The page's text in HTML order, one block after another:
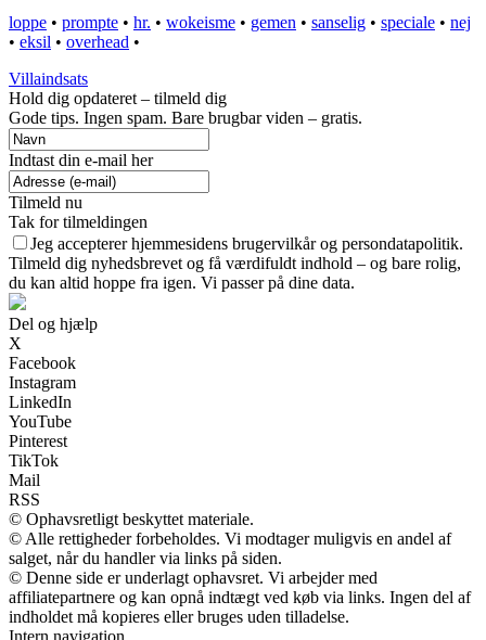
loppe • prompte • hr. • wokeisme • gemen • sanselig • speciale • nej
• eksil • overhead •
Villaindsats
Hold dig opdateret – tilmeld dig
Gode tips. Ingen spam. Bare brugbar viden – gratis.
Indtast din e-mail her
Tilmeld nu
Tak for tilmeldingen
Jeg accepterer hjemmesidens brugervilkår og persondatapolitik.
Tilmeld dig nyhedsbrevet og få værdifuldt indhold – og bare rolig,
du kan altid hoppe fra igen. Vi passer på dine data.
Del og hjælp
X
Facebook
Instagram
LinkedIn
YouTube
Pinterest
TikTok
Mail
RSS
© Ophavsretligt beskyttet materiale.
© Alle rettigheder forbeholdes. Vi modtager muligvis en andel af
salget, når du handler via links på siden.
© Denne side er underlagt ophavsret. Vi arbejder med
affiliatepartnere og kan opnå indtægt ved køb via links. Ingen del af
indholdet må kopieres eller bruges uden tilladelse.